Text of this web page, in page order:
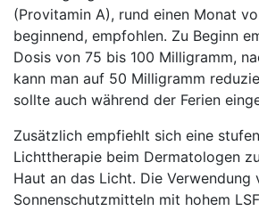
(Provitamin A), rund einen Monat
beginnend, empfohlen. Zu Beginn
Dosis von 75 bis 100 Milligramm,
kann man auf 50 Milligramm
sollte auch während der Ferien
Zusätzlich empfiehlt sich eine
Lichttherapie beim Dermatologen
Haut an das Licht. Die Verwendung
Sonnenschutzmitteln mit hohem